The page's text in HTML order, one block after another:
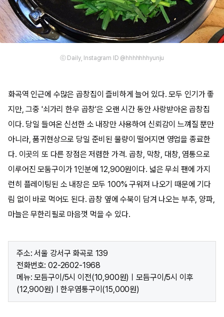
ⓒ Daily, Instagram ID @hhhhhhhyunju
화곡역 인근에 수많은 곱창집이 즐비하게 늘어 있다. 모두 인기가 좋
지만, 그중 '쇠가리 한우 곱창'은 오랜 시간 동안 사랑받아온 곱창집
이다. 당일 들여온 신선한 소 내장만 사용하여 신뢰감이 느껴질 뿐만
아니라, 품귀현상으로 당일 준비된 물량이 떨어지면 영업을 종료한
다. 이곳의 또 다른 장점은 저렴한 가격. 곱창, 막창, 대창, 염통으로
이루어진 모둠구이가 1인분에 12,900원이다. 넓은 무쇠 팬에 가지
런히 플레이팅된 소 내장은 모두 100% 구워져 나오기 때문에 기다
림 없이 바로 먹어도 된다. 곱창 옆에 수북이 담겨 나오는 부추, 양파,
마늘은 무한리필로 마음껏 먹을 수 있다.
주소: 서울 강서구 화곡로 139
전화번호: 02-2602-1968
메뉴: 모듬구이/5시 이전(10,900원)ㅣ모듬구이/5시 이후
(12,900원)ㅣ한우염통구이(15,000원)